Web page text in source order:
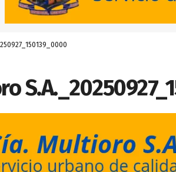
objeciones la candidatura de Carlos Rodríguez